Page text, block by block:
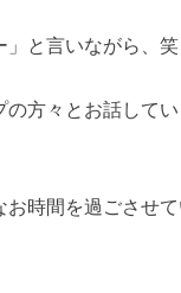
と言いながら、
方々とお話して
時間を過ごさせ